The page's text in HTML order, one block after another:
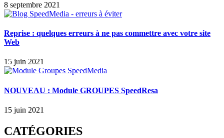
8 septembre 2021
Reprise : quelques erreurs à ne pas commettre avec votre site
Web
15 juin 2021
NOUVEAU : Module GROUPES SpeedResa
15 juin 2021
CATÉGORIES